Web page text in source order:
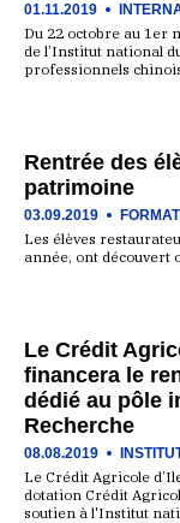
01.11.2019
Du 22 octobre au 1er
de l’Institut national
professionnels
Rentrée des
patrimoine
03.09.2019
Les élèves
année, ont découvert
Le Crédit
financera le
dédié au pôle
Recherche
08.08.2019
Le Crédit Agricole
dotation Crédit
soutien à l'Institut